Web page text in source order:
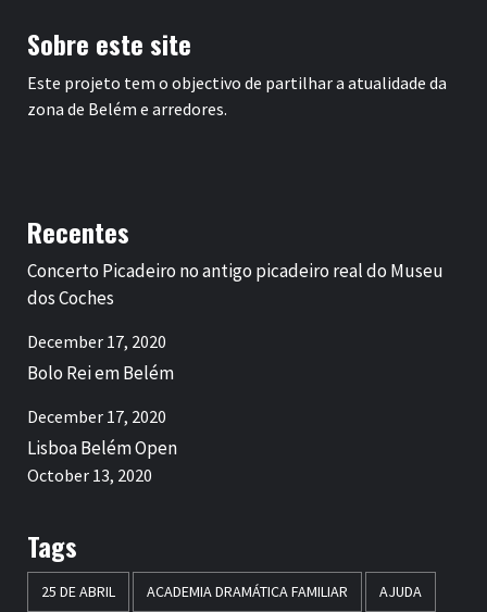
Sobre este site
Este projeto tem o objectivo de partilhar a atualidade da
zona de Belém e arredores.
Recentes
Concerto Picadeiro no antigo picadeiro real do Museu
dos Coches
December 17, 2020
Bolo Rei em Belém
December 17, 2020
Lisboa Belém Open
October 13, 2020
Tags
25 DE ABRIL ACADEMIA DRAMÁTICA FAMILIAR AJUDA